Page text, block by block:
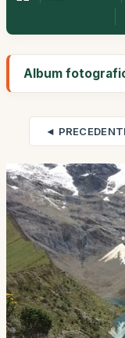
Album
◄